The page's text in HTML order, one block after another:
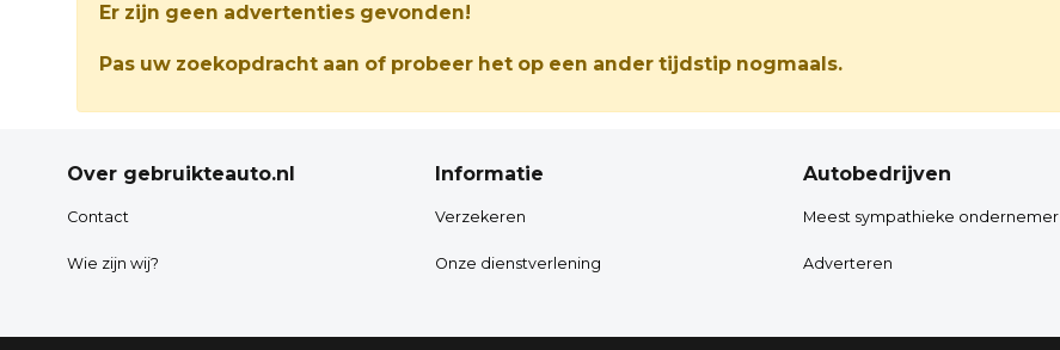
Er zijn geen advertenties gevonden!
Pas uw zoekopdracht aan of probeer het op een ander tijdstip nogmaals.
Over gebruikteauto.nl
Contact
Wie zijn wij?
Informatie
Verzekeren
Onze dienstverlening
Autobedrijven
Meest sympathieke ondernemer
Adverteren